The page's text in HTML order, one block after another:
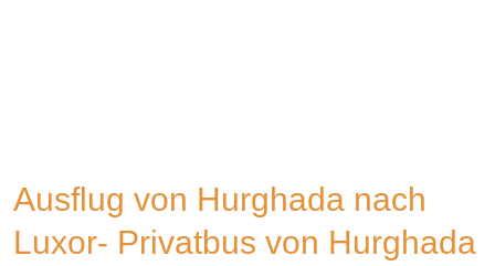
Ausflug von Hurghada nach
Luxor- Privatbus von Hurghada